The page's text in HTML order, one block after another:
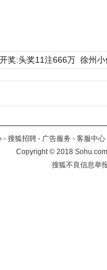
奖:头奖11注666万 徐州
- 搜狐招聘 - 广告服务 - 客服中心
Copyright©2018
搜狐不良信息举